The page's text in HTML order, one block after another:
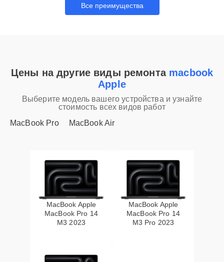
Все преимущества
Цены на другие виды ремонта macbook
Apple
Выберите модель вашего устройства и узнайте
стоимость всех видов работ
MacBook Pro
MacBook Air
MacBook Apple
MacBook Pro 14
M3 2023
MacBook Apple
MacBook Pro 14
M3 Pro 2023